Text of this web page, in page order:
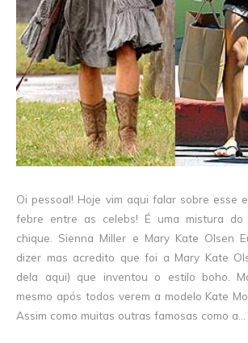
Oi pessoal! Hoje vim aqui falar sobre esse
febre entre as celebs! É uma mistura do
chique. Sienna Miller e Mary Kate Olsen
dizer mas acredito que foi a Mary Kate
dela aqui) que inventou o estilo boho.
mesmo após todos verem a modelo Kate
Assim como muitas outras famosas como a...